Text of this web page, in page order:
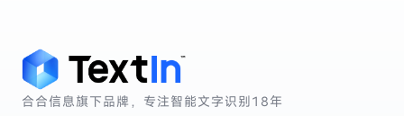
合合信息旗下品牌，专注智能文字识别18年